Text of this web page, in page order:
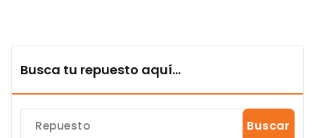
Busca tu repuesto aquí...
Buscar